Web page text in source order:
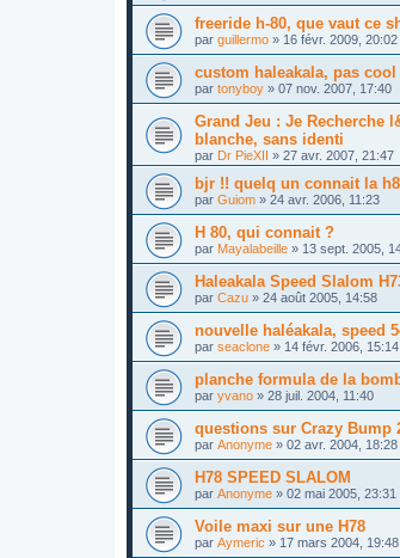
freeride h-80, que vaut ce
par guillermo » 16 févr. 2009, 20:02
custom haleakala, pas cool
par tonyboy » 07 nov. 2007, 17:40
Grand Jeu : Je Recherche
blanche, sans identi
par Dr PieXII » 27 avr. 2007, 21:47
bjr !! quelq un connait la
par Guiom » 24 avr. 2006, 11:23
H 80, qui connait ?
par Mayalabeille » 13 sept. 2005,
Haleakala Speed Slalom
par Cazu » 24 août 2005, 14:58
nouvelle haléakala, speed
par seaclone » 14 févr. 2006, 15:14
planche formula de la
par yvano » 28 juil. 2004, 11:40
questions sur Crazy Bump
par Anonyme » 02 avr. 2004, 18:28
H78 SPEED SLALOM
par Anonyme » 02 mai 2005, 23:31
Voile maxi sur une H78
par Aymeric » 17 mars 2004, 19:48